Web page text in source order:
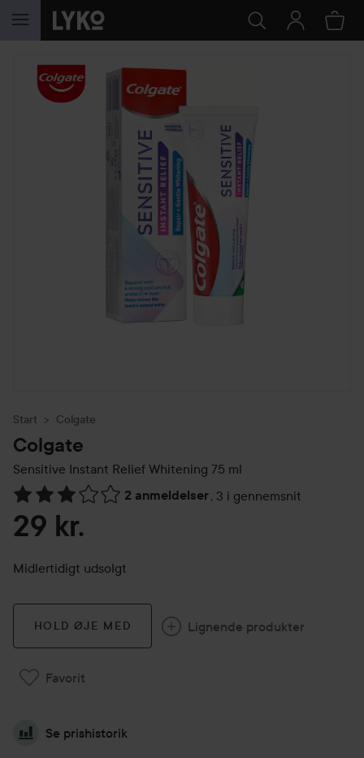
GÅ TIL INDHOLD
Start Colgate
Colgate
Sensitive Instant Relief Whitening 75 ml
2 anmeldelser, 3 i gennemsnit
Gå til Anmeldelser & kommentarer
29 kr.
Midlertidigt udsolgt
HOLD ØJE MED Lignende produkter
Favorit
Se prishistorik